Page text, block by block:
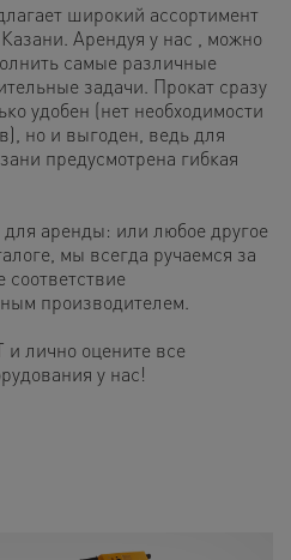
широкий ассортимент
Арендуя у нас , можно
самые различные
задачи. Прокат сразу
удобен (нет необходимости
но и выгоден, ведь для
предусмотрена гибкая
аренды: или любое другое
мы всегда ручаемся за
соответствие
производителем.
и лично оцените все
у нас!